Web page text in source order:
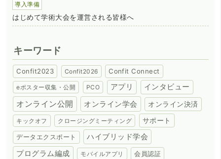
導入準備
はじめて学術大会を運営される皆様へ
キーワード
Confit2023 Confit2026 Confit Connect
eポスター収集・公開 PCO アプリ インタビュー
オンライン公開 オンライン学会 オンライン決済
キックオフ クロージングミーティング サポート
データエクスポート
ハイブリッド学会
プログラム編成
モバイルアプリ 会員認証